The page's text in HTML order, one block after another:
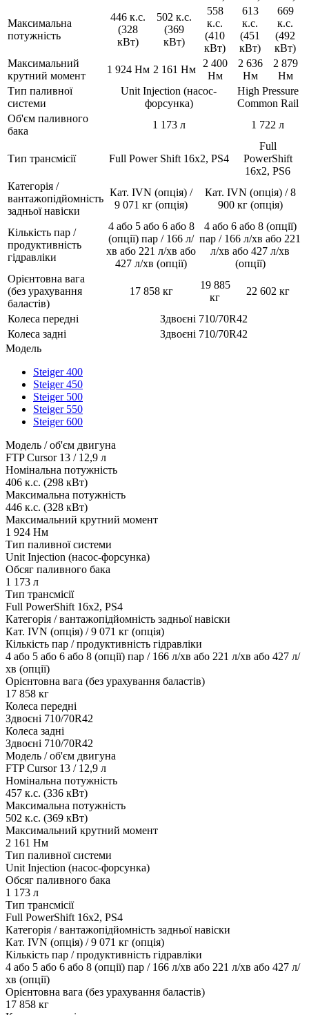
Максимальна
потужність
446 к.с.
(328
кВт)
502 к.с.
(369
кВт)
558
к.с.
(410
кВт)
613
к.с.
(451
кВт)
669
к.с.
(492
кВт)
Максимальний
крутний момент
1 924 Нм 2 161 Нм
2 400
Нм
2 636
Нм
2 879
Нм
Тип паливної
системи
Unit Injection (насос-
форсунка)
High Pressure
Common Rail
Об'єм паливного
бака
1 173 л 1 722 л
Тип трансмісії Full Power Shift 16x2, PS4
Full
PowerShift
16x2, PS6
Категорія /
вантажопідйомність
задньої навіски
Кат. IVN (опція) /
9 071 кг (опція)
Кат. IVN (опція) / 8
900 кг (опція)
Кількість пар /
продуктивність
гідравліки
4 або 5 або 6 або 8
(опції) пар / 166 л/
хв або 221 л/хв або
427 л/хв (опції)
4 або 6 або 8 (опції)
пар / 166 л/хв або 221
л/хв або 427 л/хв
(опції)
Орієнтовна вага
(без урахування
баластів)
17 858 кг
19 885
кг
22 602 кг
Колеса передні
Здвоєні 710/70R42
Колеса задні
Здвоєні 710/70R42
Модель
Steiger 400
Steiger 450
Steiger 500
Steiger 550
Steiger 600
Модель / об'єм двигуна
FTP Cursor 13 / 12,9 л
Номінальна потужність
406 к.с. (298 кВт)
Максимальна потужність
446 к.с. (328 кВт)
Максимальний крутний момент
1 924 Нм
Тип паливної системи
Unit Injection (насос-форсунка)
Обсяг паливного бака
1 173 л
Тип трансмісії
Full PowerShift 16x2, PS4
Категорія / вантажопідйомність задньої навіски
Кат. IVN (опція) / 9 071 кг (опція)
Кількість пар / продуктивність гідравліки
4 або 5 або 6 або 8 (опції) пар / 166 л/хв або 221 л/хв або 427 л/
хв (опції)
Орієнтовна вага (без урахування баластів)
17 858 кг
Колеса передні
Здвоєні 710/70R42
Колеса задні
Здвоєні 710/70R42
Модель / об'єм двигуна
FTP Cursor 13 / 12,9 л
Номінальна потужність
457 к.с. (336 кВт)
Максимальна потужність
502 к.с. (369 кВт)
Максимальний крутний момент
2 161 Нм
Тип паливної системи
Unit Injection (насос-форсунка)
Обсяг паливного бака
1 173 л
Тип трансмісії
Full PowerShift 16x2, PS4
Категорія / вантажопідйомність задньої навіски
Кат. IVN (опція) / 9 071 кг (опція)
Кількість пар / продуктивність гідравліки
4 або 5 або 6 або 8 (опції) пар / 166 л/хв або 221 л/хв або 427 л/
хв (опції)
Орієнтовна вага (без урахування баластів)
17 858 кг